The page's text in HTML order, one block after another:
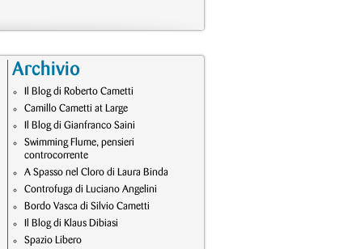
Archivio
Il Blog di Roberto Cametti
Camillo Cametti at Large
Il Blog di Gianfranco Saini
Swimming Flume, pensieri
controcorrente
A Spasso nel Cloro di Laura Binda
Controfuga di Luciano Angelini
Bordo Vasca di Silvio Cametti
Il Blog di Klaus Dibiasi
Spazio Libero